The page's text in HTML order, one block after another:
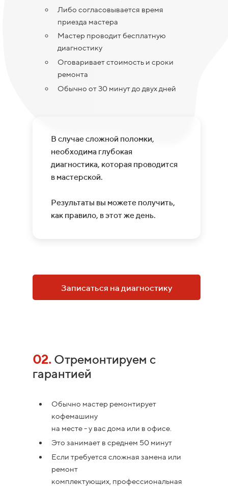
Либо согласовывается время
приезда мастера
Мастер проводит бесплатную
диагностику
Оговаривает стоимость и сроки
ремонта
Обычно от 30 минут до двух дней
В случае сложной поломки,
необходима глубокая
диагностика, которая проводится
в мастерской.
Результаты вы можете получить,
как правило, в этот же день.
Записаться на диагностику
02. Отремонтируем с
гарантией
Обычно мастер ремонтирует
кофемашину
на месте - у вас дома или в офисе.
Это занимает в среднем 50 минут
Если требуется сложная замена или
ремонт
комплектующих, профессиональная